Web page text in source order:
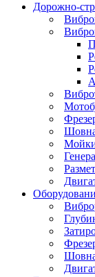
Дорожно-